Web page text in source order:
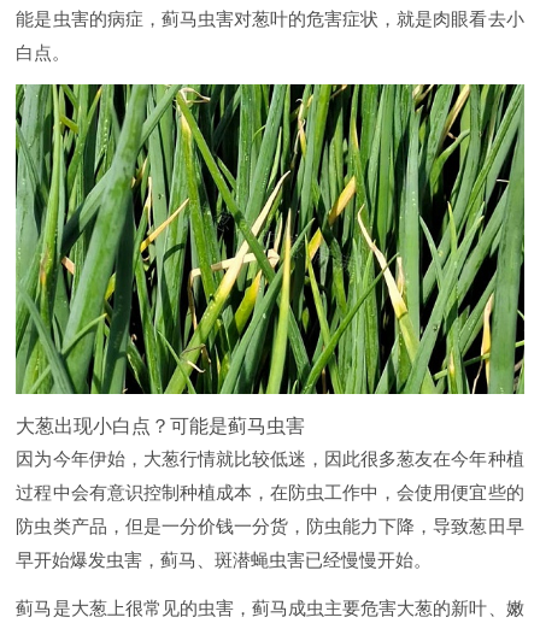
能是虫害的病症，蓟马虫害对葱叶的危害症状，就是肉眼看去小
白点。
大葱出现小白点？可能是蓟马虫害
因为今年伊始，大葱行情就比较低迷，因此很多葱友在今年种植
过程中会有意识控制种植成本，在防虫工作中，会使用便宜些的
防虫类产品，但是一分价钱一分货，防虫能力下降，导致葱田早
早开始爆发虫害，蓟马、斑潜蝇虫害已经慢慢开始。
蓟马是大葱上很常见的虫害，蓟马成虫主要危害大葱的新叶、嫩